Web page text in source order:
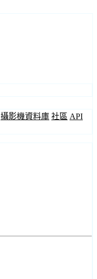
攝影機資料庫 社區 API